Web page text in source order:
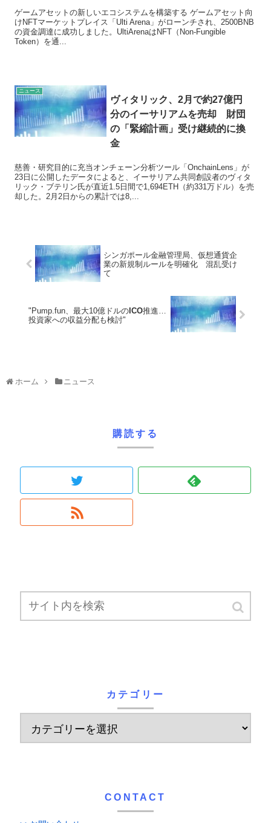
ゲームアセットの新しいエコシステムを構築する ゲームアセット向
けNFTマーケットプレイス「Ulti Arena」がローンチされ、2500BNB
の資金調達に成功しました。UltiArenaはNFT（Non-Fungible
Token）を通...
ニュース
ヴィタリック、2月で約27億円
分のイーサリアムを売却 財団
の「緊縮計画」受け継続的に換
金
慈善・研究目的に充当オンチェーン分析ツール「OnchainLens」が
23日に公開したデータによると、イーサリアム共同創設者のヴィタ
リック・ブテリン氏が直近1.5日間で1,694ETH（約331万ドル）を売
却した。2月2日からの累計では8,...
シンガポール金融管理局、仮想通貨企
業の新規制ルールを明確化 混乱受け
て
"Pump.fun、最大10億ドルのICO推進…
投資家への収益分配も検討"
ホーム ニュース
購読する
カテゴリー
CONTACT